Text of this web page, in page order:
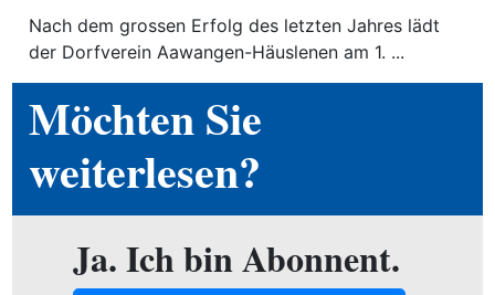
Nach dem grossen Erfolg des letzten Jahres lädt
der Dorfverein Aawangen-Häuslenen am 1. ...
Möchten Sie
weiterlesen?
Ja. Ich bin Abonnent.